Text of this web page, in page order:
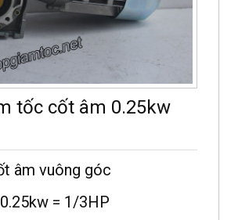
tốc cốt âm 0.25kw
âm vuông góc
= 1/3HP